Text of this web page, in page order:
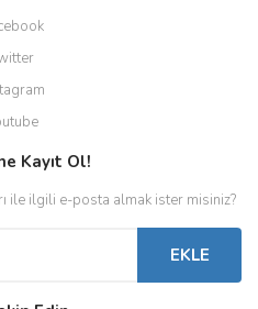
Kayıt Ol!
ile ilgili e-posta almak ister misiniz?
EKLE